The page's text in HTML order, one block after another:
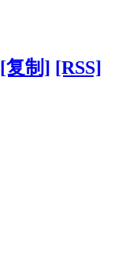
[复制] [RSS]